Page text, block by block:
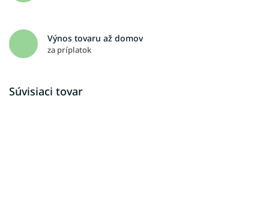
Výnos tovaru až domov
za príplatok
Súvisiaci tovar